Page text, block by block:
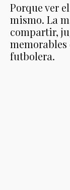
Porque ver
mismo. La
compartir,
futbolera.